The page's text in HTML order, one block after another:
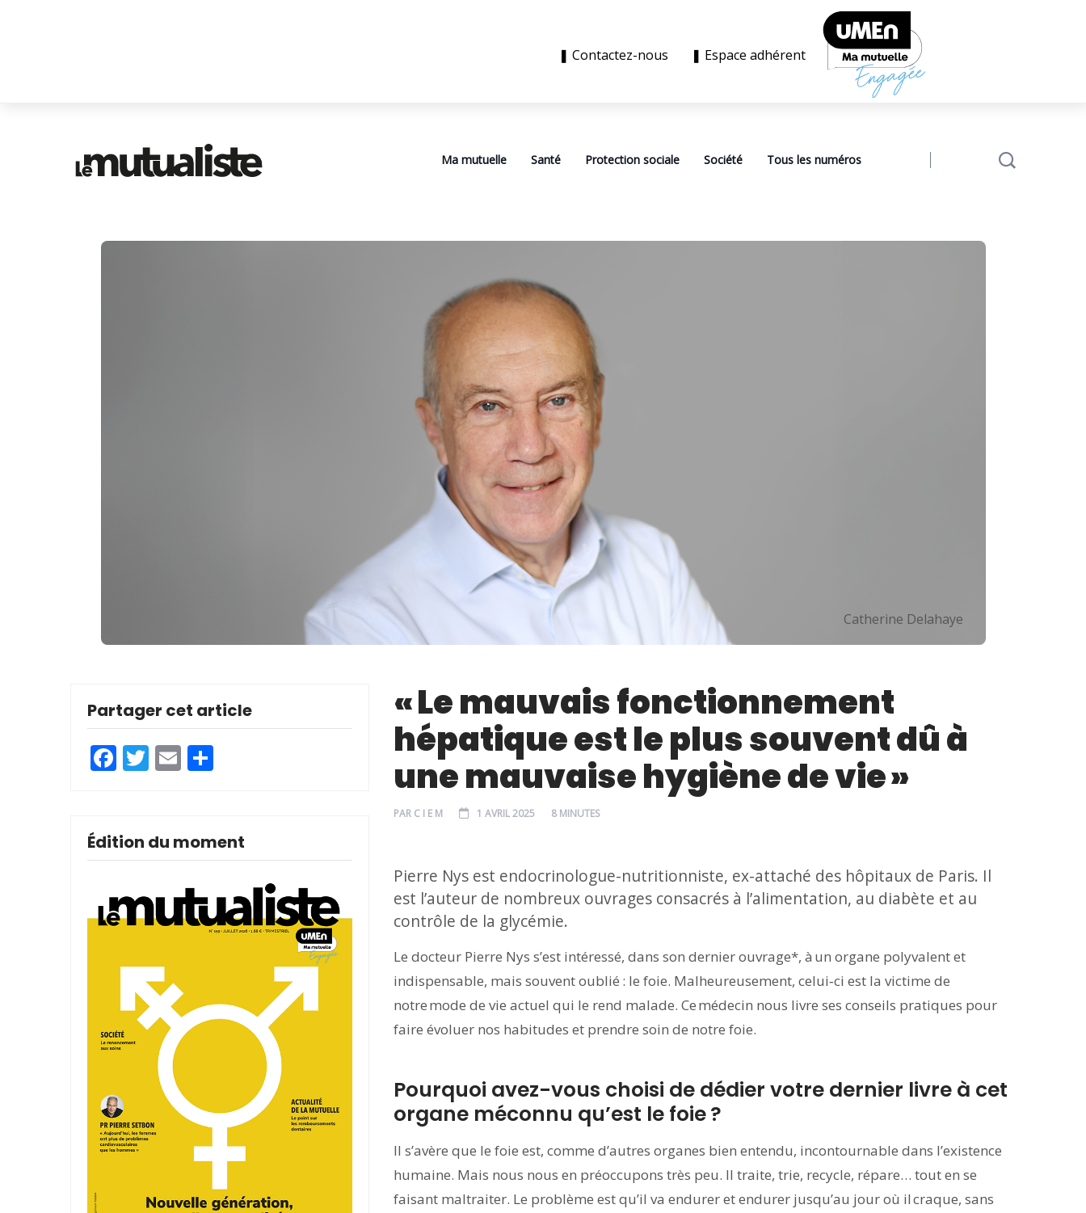
❚ Contactez-nous ❚ Espace adhérent
Ma mutuelle Santé Protection sociale Société Tous les numéros
Catherine Delahaye
Partager cet article
Facebook
Twitter
Email
Édition du moment
« Le mauvais fonctionnement
hépatique est le plus souvent dû à
une mauvaise hygiène de vie »
PAR C I E M 1 AVRIL 2025 8 MINUTES
Pierre Nys est endocrinologue-nutritionniste, ex-attaché des hôpitaux de Paris. Il
est l’auteur de nombreux ouvrages consacrés à l’alimentation, au diabète et au
contrôle de la glycémie.
Le docteur Pierre Nys s’est intéressé, dans son dernier ouvrage*, à un organe polyvalent et
indispensable, mais souvent oublié : le foie. Malheureusement, celui‑ci est la victime de
notre mode de vie actuel qui le rend malade. Ce médecin nous livre ses conseils pratiques pour
faire évoluer nos habitudes et prendre soin de notre foie.
Pourquoi avez-vous choisi de dédier votre dernier livre à cet
organe méconnu qu’est le foie ?
Il s’avère que le foie est, comme d’autres organes bien entendu, incontournable dans l’existence
humaine. Mais nous nous en préoccupons très peu. Il traite, trie, recycle, répare… tout en se
faisant maltraiter. Le problème est qu’il va endurer et endurer jusqu’au jour où il craque, sans